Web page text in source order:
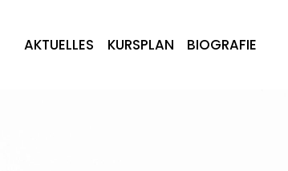
AKTUELLES KURSPLAN BIOGRAFIE